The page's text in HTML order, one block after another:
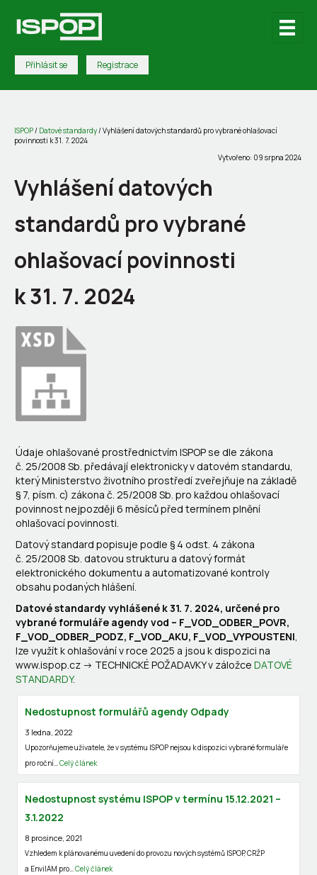
Přihlásit se Registrace
ISPOP/ Datové standardy/Vyhlášení datových standardů pro vybrané ohlašovací
povinnosti k 31. 7. 2024
Vytvořeno: 09 srpna 2024
Vyhlášení datových
standardů pro vybrané
ohlašovací povinnosti
k 31. 7. 2024
Údaje ohlašované prostřednictvím ISPOP se dle zákona
č. 25/2008 Sb. předávají elektronicky v datovém standardu,
který Ministerstvo životního prostředí zveřejňuje na základě
§ 7, písm. c) zákona č. 25/2008 Sb. pro každou ohlašovací
povinnost nejpozději 6 měsíců před termínem plnění
ohlašovací povinnosti.
Datový standard popisuje podle § 4 odst. 4 zákona
č. 25/2008 Sb. datovou strukturu a datový formát
elektronického dokumentu a automatizované kontroly
obsahu podaných hlášení.
Datové standardy vyhlášené k 31. 7. 2024, určené pro
vybrané formuláře agendy vod – F_VOD_ODBER_POVR,
F_VOD_ODBER_PODZ, F_VOD_AKU, F_VOD_VYPOUSTENI,
lze využít k ohlašování v roce 2025 a jsou k dispozici na
www.ispop.cz -> TECHNICKÉ POŽADAVKY v záložce DATOVÉ
STANDARDY.
Nedostupnost formulářů agendy Odpady
3 ledna, 2022
Upozorňujeme uživatele, že v systému ISPOP nejsou k dispozici vybrané formuláře
pro roční…Celý článek
Nedostupnost systému ISPOP v termínu 15.12.2021 –
3.1.2022
8 prosince, 2021
Vzhledem k plánovanému uvedení do provozu nových systémů ISPOP, CRŽP
a EnviIAM pro…Celý článek